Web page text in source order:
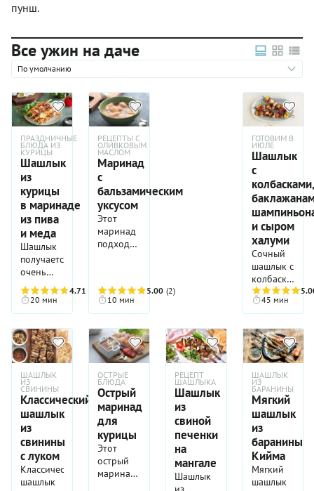
пунш.
Все ужин на даче
По умолчанию
ПРАЗДНИЧНЫЕ
БЛЮДА ИЗ
КУРИЦЫ
Шашлык
из
курицы
в маринаде
из пива
и меда
Шашлык
получается
очень
ароматным
и все
в
котором
невероятно
удачно
сочетаются
пиво и
мед. Этот
маринад
хорош с
куриным
мясом.
Для филе
4.71
(7)
20 мин
РЕЦЕПТЫ С
ОЛИВКОВЫМ
МАСЛОМ
Маринад
с
бальзамическим
уксусом
Этот
маринад
подходит
курицы и
расчитан
кг мяса.
5.00 (2)
10 мин
ГОТОВИМ В
ИЮЛЕ
Шашлык
с
колбасками,
и сыром
халуми
Сочный
шашлык с
колбасками,
баклажанами,
и сыром
халуми
понравится
любителям
сочетаний.
Каждый
из
ингредиентов
этого
шашлыка
хорош на
гриле и
сам по
45 мин
ШАШЛЫК
ИЗ
СВИНИНЫ
Классический
шашлык
из
свинины
с луком
Классический
шашлык
ОСТРЫЕ
БЛЮДА
Острый
маринад
для
курицы
Этот
острый
маринад
РЕЦЕПТ
ШАШЛЫКА
Шашлык
из
свиной
печенки
на
мангале
Шашлык
ШАШЛЫК
ИЗ
БАРАНИНЫ
Мягкий
шашлык
из
баранины
Кийма
Мягкий
шашлык